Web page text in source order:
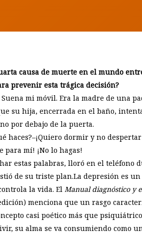
causa de muerte en el mundo
prevenir esta trágica decisión?
mi móvil. Era la madre de una
su hija, encerrada en el baño,
por debajo de la puerta.
haces?–¡Quiero dormir y no
para mí! ¡No lo hagas!
estas palabras, lloró en el teléfono
de su triste plan.La depresión es
la vida. El Manual diagnóstico y
menciona que un rasgo
casi poético más que
su alma se va consumiendo como